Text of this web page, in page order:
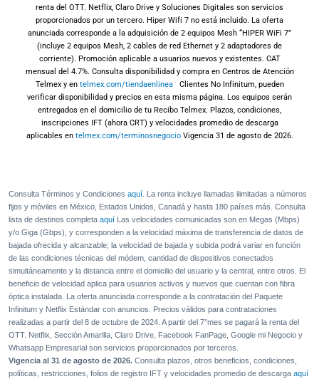
6 meses van por nuestra cuenta
Continuar orden
renta del OTT. Netflix, Claro Drive y Soluciones Digitales son servicios
proporcionados por un tercero. Hiper Wifi 7 no está incluido. La oferta
anunciada corresponde a la adquisición de 2 equipos Mesh “HIPER WiFi 7”
(incluye 2 equipos Mesh, 2 cables de red Ethernet y 2 adaptadores de
corriente). Promoción aplicable a usuarios nuevos y existentes. CAT
mensual del 4.7%. Consulta disponibilidad y compra en Centros de Atención
Telmex y en telmex.com/tiendaenlineaClientes No Infinitum, pueden
verificar disponibilidad y precios en esta misma página. Los equipos serán
entregados en el domicilio de tu Recibo Telmex. Plazos, condiciones,
inscripciones IFT (ahora CRT) y velocidades promedio de descarga
aplicables en telmex.com/terminosnegocioVigencia 31 de agosto de 2026.
Consulta Términos y Condiciones aquí . La renta incluye llamadas ilimitadas a números
fijos y móviles en México, Estados Unidos, Canadá y hasta 180 países más. Consulta
lista de destinos completa aquí Las velocidades comunicadas son en Megas (Mbps)
y/o Giga (Gbps), y corresponden a la velocidad máxima de transferencia de datos de
bajada ofrecida y alcanzable; la velocidad de bajada y subida podrá variar en función
de las condiciones técnicas del módem, cantidad de dispositivos conectados
simultáneamente y la distancia entre el domicilio del usuario y la central, entre otros. El
beneficio de velocidad aplica para usuarios activos y nuevos que cuentan con fibra
óptica instalada. La oferta anunciada corresponde a la contratación del Paquete
Infinitum y Netflix Estándar con anuncios. Precios válidos para contrataciones
realizadas a partir del 8 de octubre de 2024. A partir del 7°mes se pagará la renta del
OTT. Netflix, Sección Amarilla, Claro Drive, Facebook FanPage, Google mi Negocio y
Whatsapp Empresarial son servicios proporcionados por terceros.
Vigencia al 31 de agosto de 2026. Consulta plazos, otros beneficios, condiciones,
políticas, restricciones, folios de registro IFT y velocidades promedio de descarga aquí